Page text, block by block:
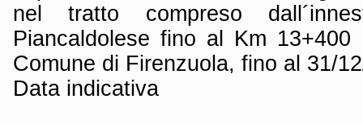
nel tratto compreso
Piancaldolese fino al Km
Comune di Firenzuola, fino al 31/
Data indicativa